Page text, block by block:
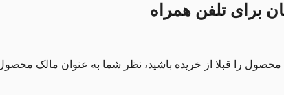
برای تلفن همراه
را قبلا از خریده باشید، نظر شما به عنوان مالک